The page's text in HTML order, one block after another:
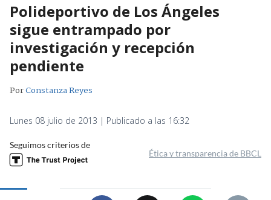
Polideportivo de Los Ángeles
sigue entrampado por
investigación y recepción
pendiente
PorConstanza Reyes
Lunes 08 julio de 2013 | Publicado a las 16:32
Seguimos criterios de
Ética y transparencia de BBCL